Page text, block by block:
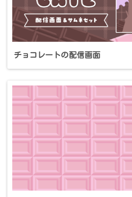
チョコレートの配信画面